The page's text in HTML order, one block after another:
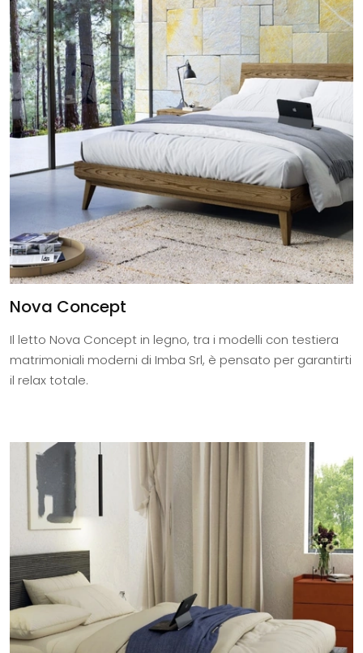
Nova Concept
Il letto Nova Concept in legno, tra i modelli con testiera
matrimoniali moderni di Imba Srl, è pensato per garantirti
il relax totale.